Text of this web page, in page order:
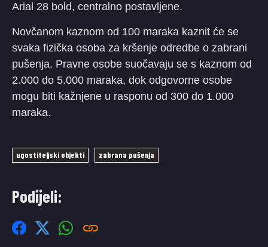
Arial 28 bold, centralno postavljene.
Novčanom kaznom od 100 maraka kaznit će se
svaka fizička osoba za kršenje odredbe o zabrani
pušenja. Pravne osobe suočavaju se s kaznom od
2.000 do 5.000 maraka, dok odgovorne osobe
mogu biti kažnjene u rasponu od 300 do 1.000
maraka.
ugostiteljski objekti zabrana pušenja
Podijeli: